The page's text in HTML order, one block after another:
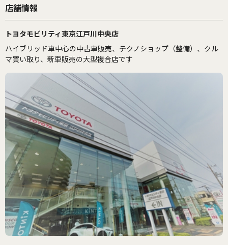
店舗情報
トヨタモビリティ東京江戸川中央店
ハイブリッド車中心の中古車販売、テクノショップ（整備）、クル
マ買い取り、新車販売の大型複合店です